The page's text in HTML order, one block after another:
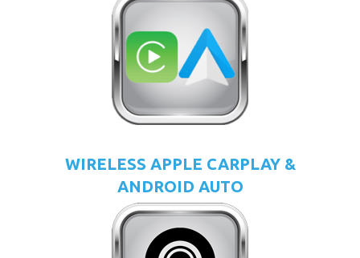
WIRELESS APPLE CARPLAY &
ANDROID AUTO